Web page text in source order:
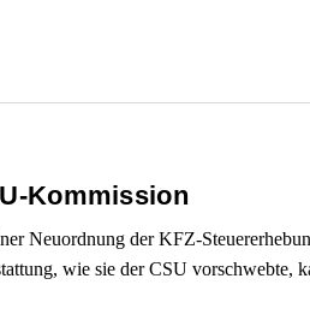
Kommission
Neuordnung der KFZ-
wie sie der CSU vorschwebte,